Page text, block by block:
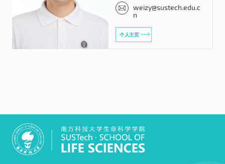
weizy@sustech.edu.c
n
个人主页